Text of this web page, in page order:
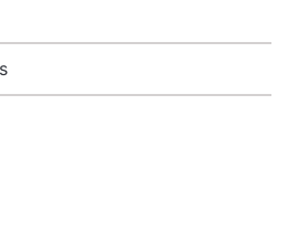
atsiliepimą apie
dėžutėje